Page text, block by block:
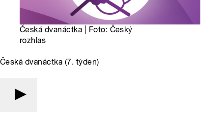
Česká dvanáctka | Foto: Český
rozhlas
Česká dvanáctka (7. týden)